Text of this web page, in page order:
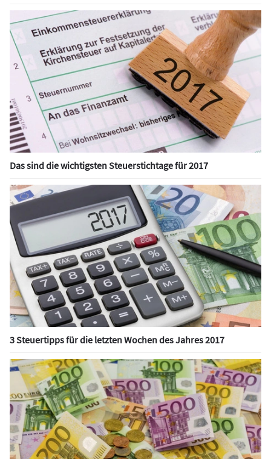
Das sind die wichtigsten Steuerstichtage für 2017
3 Steuertipps für die letzten Wochen des Jahres 2017